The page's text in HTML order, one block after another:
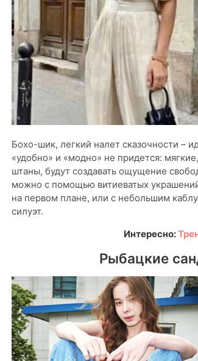
Бохо-шик, легкий налет сказочности –
«удобно» и «модно» не придется:
штаны, будут создавать ощущение
можно с помощью витиеватых
на первом плане, или с небольшим
силуэт.
Интересно:
Рыбацкие